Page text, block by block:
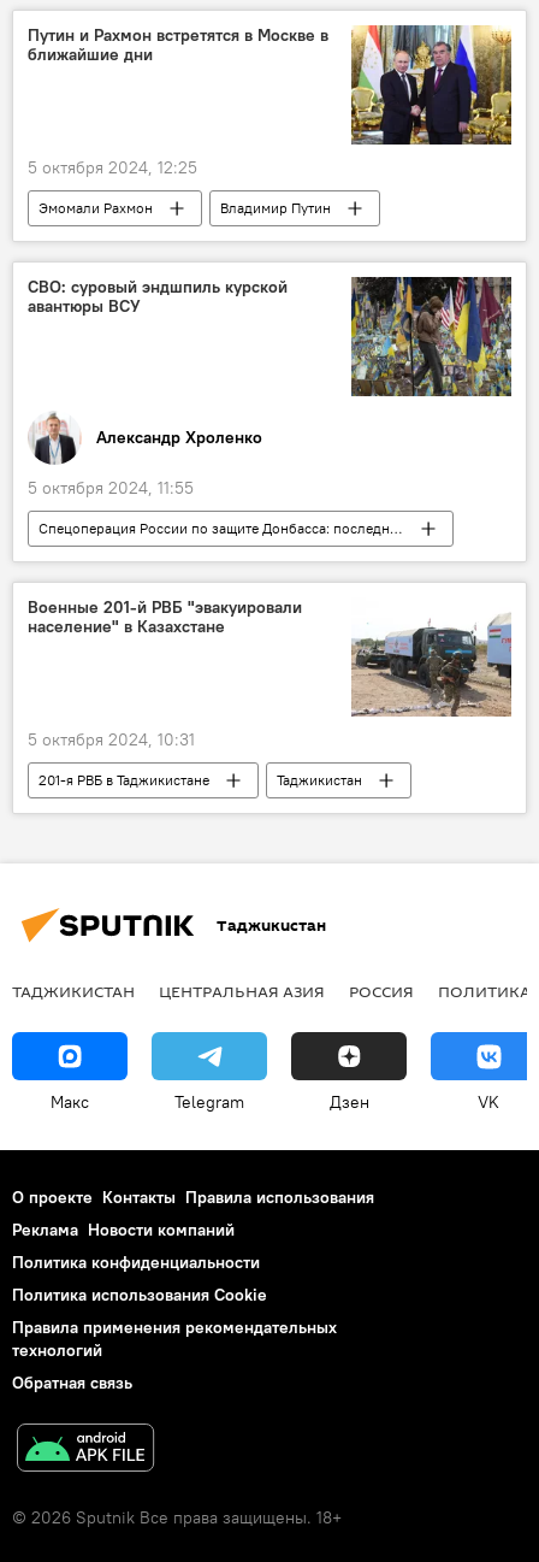
Кохир Расулзода
Путин и Рахмон встретятся в Москве в
ближайшие дни
5 октября 2024, 12:25
Эмомали Рахмон
Владимир Путин
Россия
Таджикистан
Политика
визит
СВО: суровый эндшпиль курской
авантюры ВСУ
Александр Хроленко
5 октября 2024, 11:55
Спецоперация России по защите Донбасса: последние новости
Россия
Армия и вооружение
Колумнисты
Аналитика
агрессия Запада
США НАТО
Военные 201-й РВБ "эвакуировали
население" в Казахстане
5 октября 2024, 10:31
201-я РВБ в Таджикистане
Таджикистан
Россия
военные учения
Таджикистан
ТАДЖИКИСТАН ЦЕНТРАЛЬНАЯ АЗИЯ РОССИЯ ПОЛИТИКА
Макс Telegram Дзен VK
О проекте Контакты Правила использования
Реклама Новости компаний
Политика конфиденциальности
Политика использования Cookie
Правила применения рекомендательных
технологий
Обратная связь
© 2026 Sputnik Все права защищены. 18+